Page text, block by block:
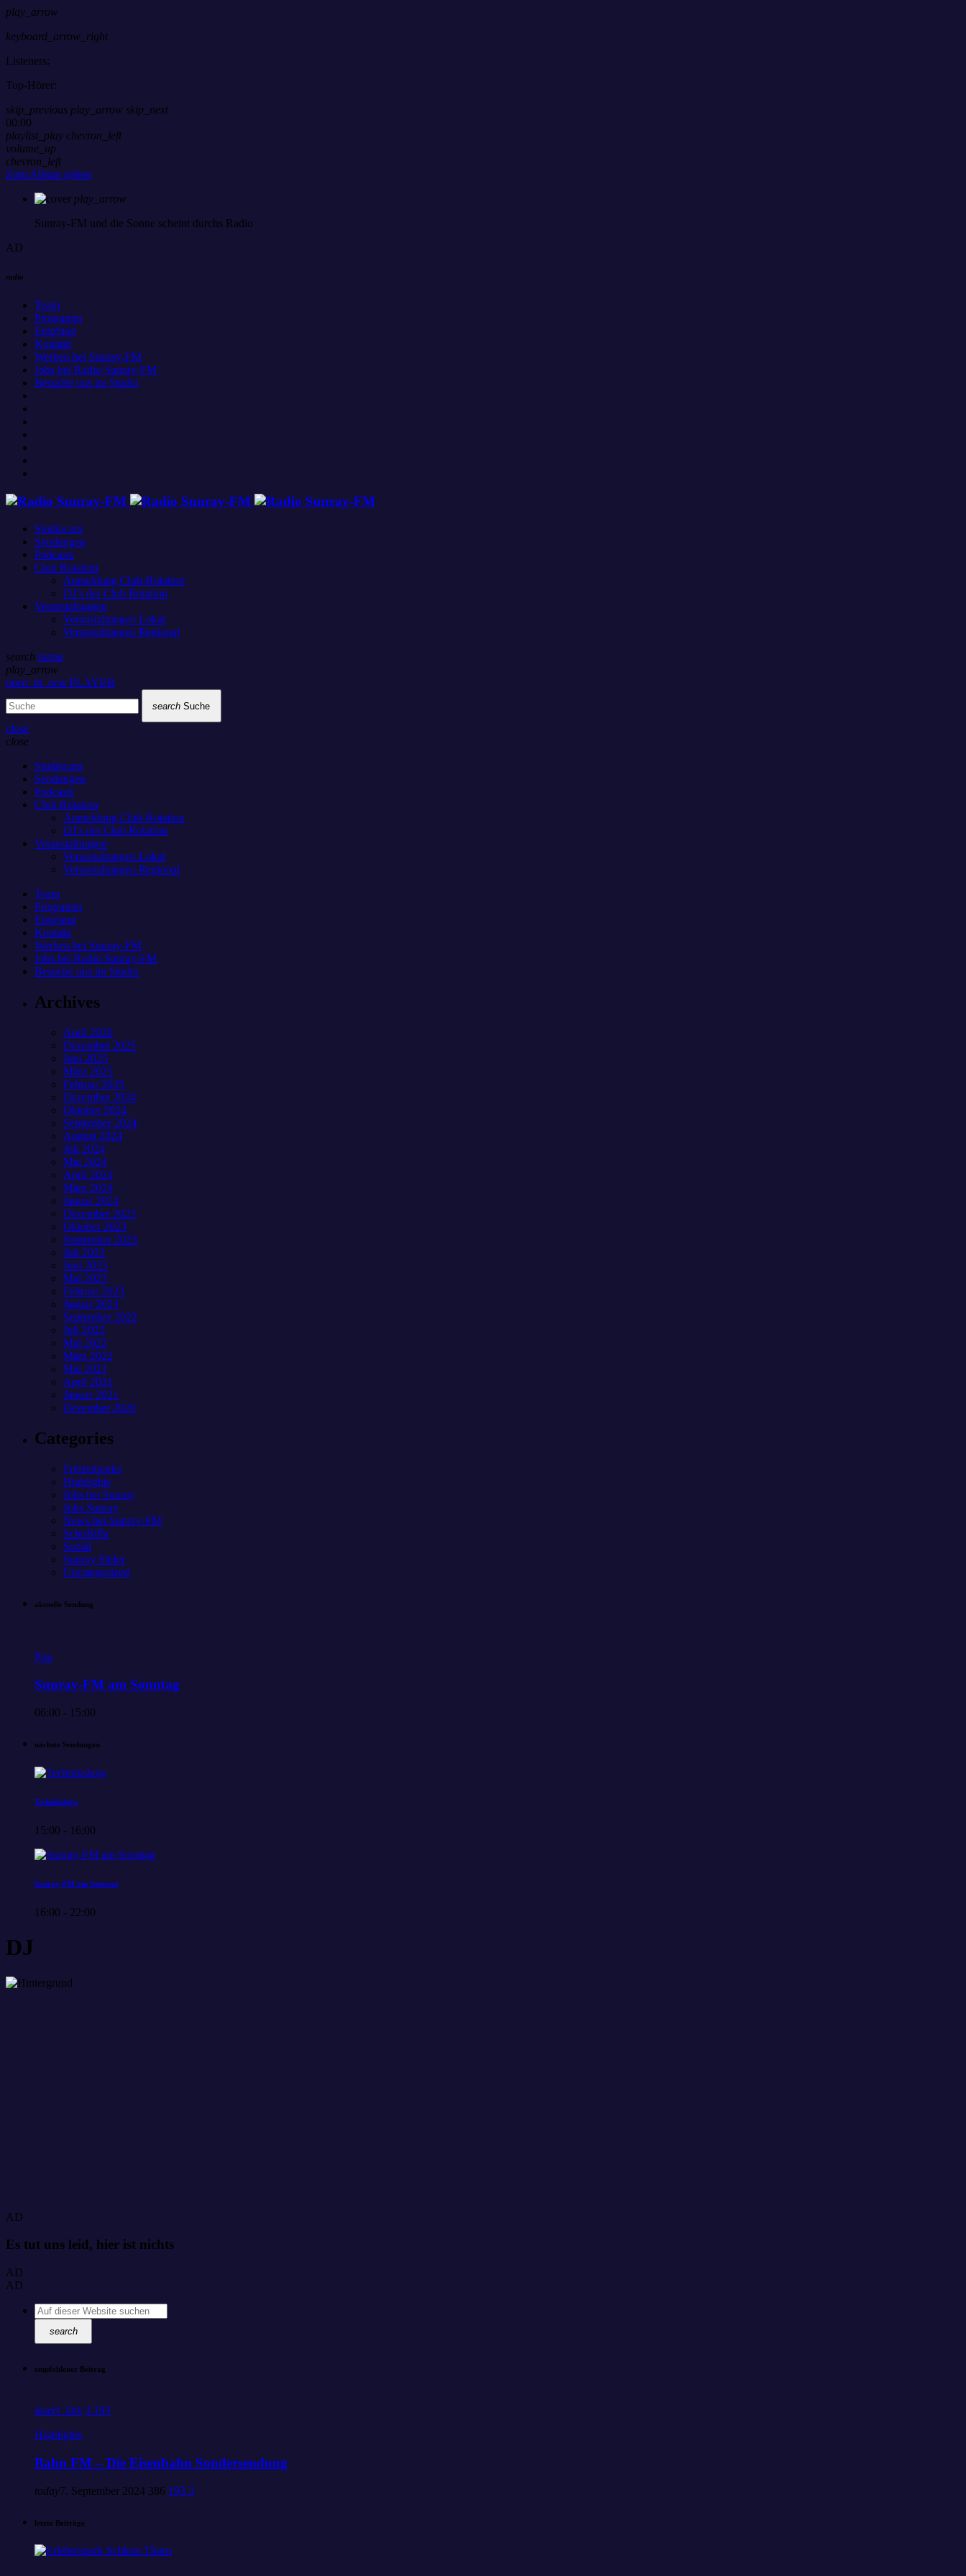
play_arrow
keyboard_arrow_right
Listeners:
Top-Hörer:
skip_previous play_arrow skip_next
00:00
playlist_play chevron_left
volume_up
chevron_left
Zum Album gehen
play_arrow
Sunray-FM und die Sonne scheint durchs Radio
AD
radio
Team
Programm
Empfang
Kontakt
Werben bei Sunray-FM
Jobs bei Radio Sunray-FM
Besuche uns im Studio
Studiocam
Sendungen
Podcasts
Club Rotation
Anmeldung Club-Rotation
DJ’s der Club Rotation
Veranstaltungen
Veranstaltungen Lokal
Veranstaltungen Regional
search menu
play_arrow
open_in_new PLAYER
search Suche
close
close
Studiocam
Sendungen
Podcasts
Club Rotation
Anmeldung Club-Rotation
DJ’s der Club Rotation
Veranstaltungen
Veranstaltungen Lokal
Veranstaltungen Regional
Team
Programm
Empfang
Kontakt
Werben bei Sunray-FM
Jobs bei Radio Sunray-FM
Besuche uns im Studio
Archives
April 2026
Dezember 2025
Juni 2025
März 2025
Februar 2025
Dezember 2024
Oktober 2024
September 2024
August 2024
Juli 2024
Mai 2024
April 2024
März 2024
Januar 2024
Dezember 2023
Oktober 2023
September 2023
Juli 2023
Juni 2023
Mai 2023
Februar 2023
Januar 2023
September 2022
Juli 2022
Mai 2022
März 2022
Mai 2021
April 2021
Januar 2021
Dezember 2020
Categories
Freizeitparks
Highlights
Jobs bei Sunray
Jobs Sunray
News bei Sunray-FM
SchoBiPa
Sozial
Sunray Slider
Uncategorized
aktuelle Sendung
Pop
Sunray-FM am Sonntag
06:00 - 15:00
nächste Sendungen
Technikshow
15:00 - 16:00
Sunray-FM am Sonntag
16:00 - 22:00
DJ
AD
Es tut uns leid, hier ist nichts
AD
AD
search
empfohlener Beitrag
insert_link 3 193
Highlights
Bahn FM – Die Eisenbahn Sondersendung
today7. September 2024 386 193 3
letzte Beiträge